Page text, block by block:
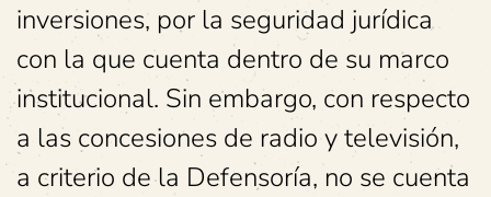
inversiones, por la seguridad jurídica
con la que cuenta dentro de su marco
institucional. Sin embargo, con respecto
a las concesiones de radio y televisión,
a criterio de la Defensoría, no se cuenta